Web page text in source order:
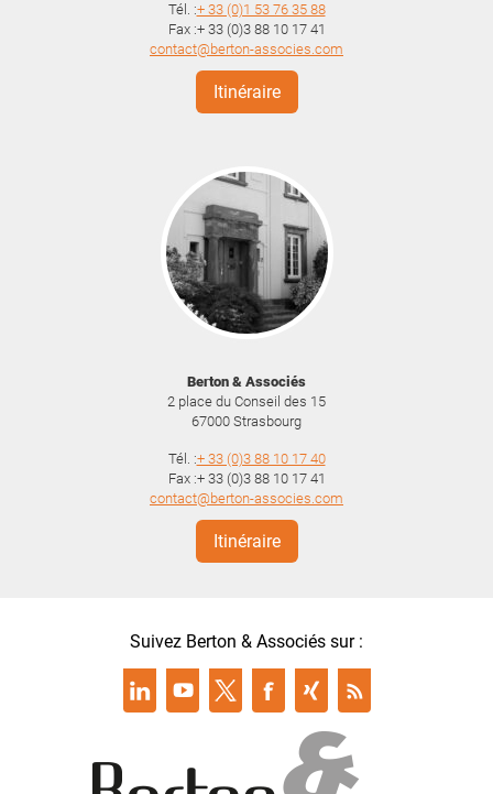
Tél. :+ 33 (0)1 53 76 35 88
Fax :+ 33 (0)3 88 10 17 41
contact@berton-associes.com
Itinéraire
Berton & Associés
2 place du Conseil des 15
67000 Strasbourg
Tél. :+ 33 (0)3 88 10 17 40
Fax :+ 33 (0)3 88 10 17 41
contact@berton-associes.com
Itinéraire
Suivez Berton & Associés sur :